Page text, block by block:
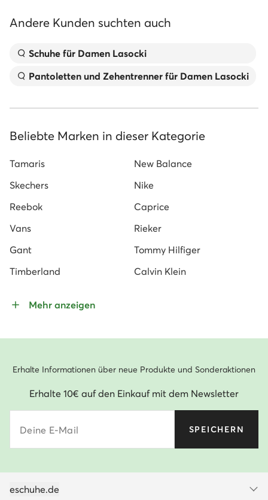
Andere Kunden suchten auch
Schuhe für Damen Lasocki
Pantoletten und Zehentrenner für Damen Lasocki
Beliebte Marken in dieser Kategorie
Tamaris
New Balance
Skechers
Nike
Reebok
Caprice
Vans
Rieker
Gant
Tommy Hilfiger
Timberland
Calvin Klein
Mehr anzeigen
Erhalte Informationen über neue Produkte und Sonderaktionen
Erhalte 10€ auf den Einkauf mit dem Newsletter
Deine E-Mail SPEICHERN
eschuhe.de